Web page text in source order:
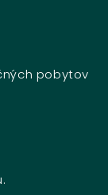
pobytov